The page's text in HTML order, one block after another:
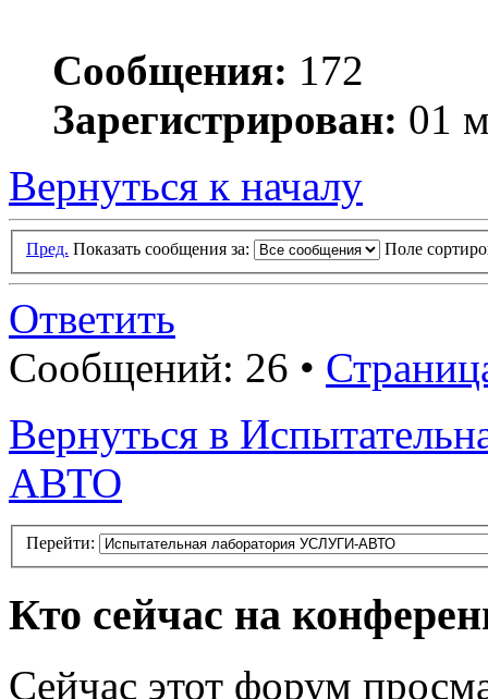
Сообщения: 172
Зарегистрирован: 01
Вернуться к началу
Пред. Показать сообщения за: Поле
Ответить
Сообщений: 26 •
Вернуться в
АВТО
Перейти:
Кто сейчас на
Сейчас этот форум